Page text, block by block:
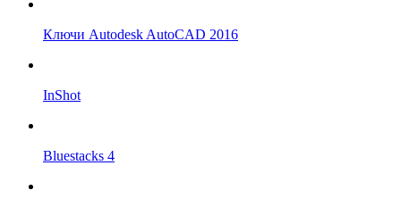
Ключи Autodesk AutoCAD 2016
InShot
Bluestacks 4